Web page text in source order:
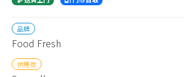
品牌
Food Fresh
供應商